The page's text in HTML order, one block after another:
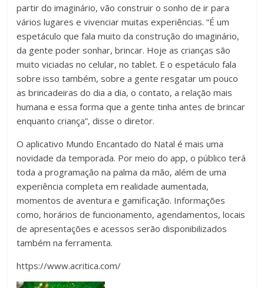
partir do imaginário, vão construir o sonho de ir para
vários lugares e vivenciar muitas experiências. “É um
espetáculo que fala muito da construção do imaginário,
da gente poder sonhar, brincar. Hoje as crianças são
muito viciadas no celular, no tablet. E o espetáculo fala
sobre isso também, sobre a gente resgatar um pouco
as brincadeiras do dia a dia, o contato, a relação mais
humana e essa forma que a gente tinha antes de brincar
enquanto criança”, disse o diretor.
O aplicativo Mundo Encantado do Natal é mais uma
novidade da temporada. Por meio do app, o público terá
toda a programação na palma da mão, além de uma
experiência completa em realidade aumentada,
momentos de aventura e gamificação. Informações
como, horários de funcionamento, agendamentos, locais
de apresentações e acessos serão disponibilizados
também na ferramenta.
https://www.acritica.com/